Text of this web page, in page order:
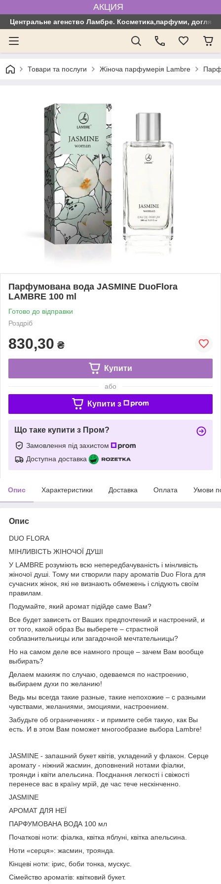
АКЦИЯ
Центральне агенство Ламбре. Косметика,парфуми, догляд
Товари та послуги Жіноча парфумерія Lambre
Парфумована вода JASMINE DuoFlora
LAMBRE 100 ml
Готово до відправки
Роздріб
830,30 ₴
Купити
або
Купити з
Що таке купити з Пром?
Замовлення під захистом
Доступна доставка
Опис Характеристики Доставка Оплата Умови
Опис
DUO FLORA
МІНЛИВІСТЬ ЖІНОЧОЇ ДУШІ
У LAMBRE розуміють всю непередбачуваність і мінливість
жіночої душі. Тому ми створили пару ароматів Duo Flora для
сучасних жінок, які не визнають обмежень і слідують своїм
правилам.
Подумайте, який аромат підійде саме Вам?
Все будет зависеть от Ваших предпочтений и настроений, и
от того, какой образ Вы выберете – страстной
соблазнительницы или загадочной мечтательницы?
Но на самом деле все намного проще – зачем Вам вообще
выбирать?
Делаем макияж по случаю, одеваемся по настроению,
выбираем духи по желанию!
Ведь мы всегда такие разные, такие непохожие – с разными
чувствами, желаниями, эмоциями, настроением.
Забудьте об ограничениях - и примите себя такую, как Вы
есть. И в этом Вам поможет многообразие выбора Lambre!
JASMINE - запашний букет квітів, укладений у флакон. Серце
аромату - ніжний жасмин, доповнений нотами фіалки,
троянди і квіти апельсина. Поєднання легкості і свіжості
перенесе вас в країну мрій, де час тече нескінченно.
JASMINE
АРОМАТ ДЛЯ НЕЇ
ПАРФУМОВАНА ВОДА 100 мл
Початкові ноти: фіалка, квітка яблуні, квітка апельсина.
Ноти «серця»: жасмин, троянда.
Кінцеві ноти: ірис, боби тонка, мускус.
Сімейство ароматів: квітковий букет.